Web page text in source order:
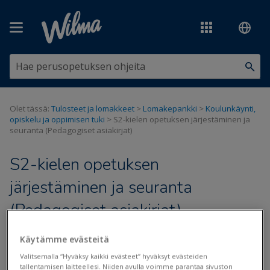
Olet tässä: Tulosteet ja lomakkeet > Lomakepankki > Koulunkäynti,
opiskelu ja oppimisen tuki > S2-kielen opetuksen järjestäminen ja
seuranta (Pedagogiset asiakirjat)
S2-kielen opetuksen
järjestäminen ja seuranta
(Pedagogiset asiakirjat)
Käytämme evästeitä
Valitsemalla “Hyväksy kaikki evästeet” hyväksyt evästeiden
tallentamisen laitteellesi. Niiden avulla voimme parantaa sivuston